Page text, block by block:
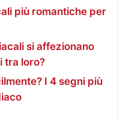
più romantiche per
si affezionano
tra loro?
I 4 segni più